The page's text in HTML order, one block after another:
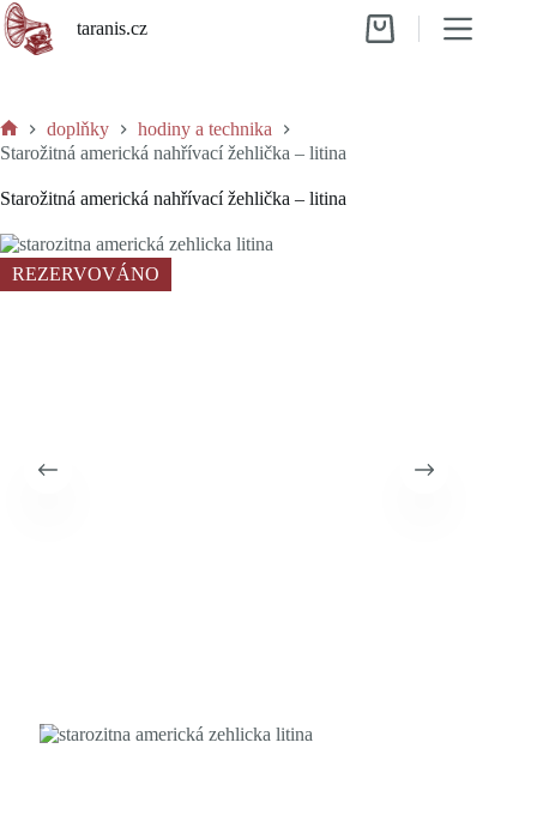
Skip
to
content
taranis.cz
Shopping
Home
doplňky
hodiny a technika
Starožitná americká nahřívací žehlička – litina
Starožitná americká nahřívací žehlička – litina
REZERVOVÁNO